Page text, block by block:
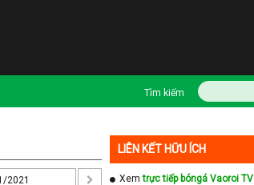
Tìm kiếm
LIÊN KẾT HỮU ÍCH
Xemtrực tiếp bóngá Vaoroi TV